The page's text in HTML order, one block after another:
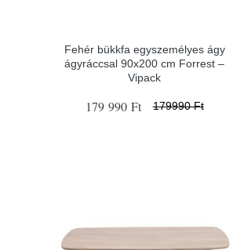
Fehér bükkfa egyszemélyes ágy
ágyráccsal 90x200 cm Forrest –
Vipack
179 990 Ft 179990 Ft